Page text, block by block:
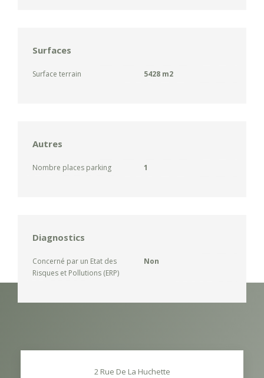
Surfaces
Surface terrain 5428 m2
Autres
Nombre places parking 1
Diagnostics
Concerné par un Etat des
Risques et Pollutions (ERP)
Non
2 Rue De La Huchette